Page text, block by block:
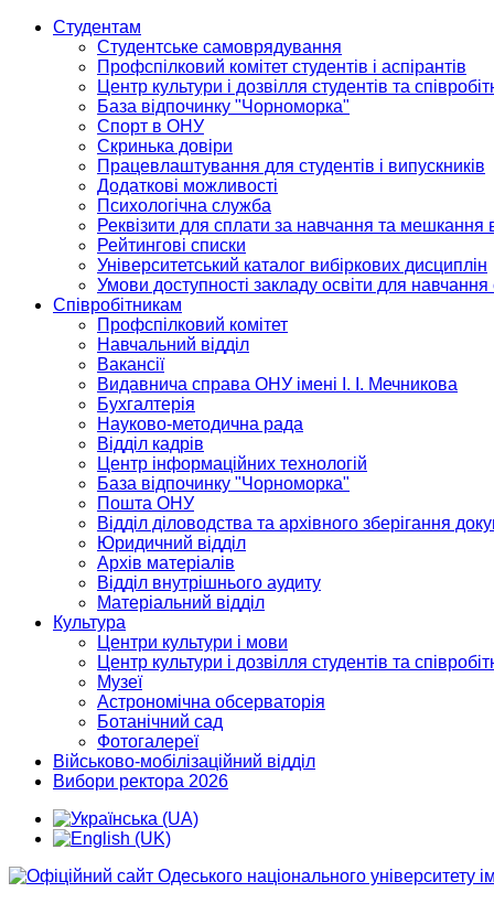
Студентам
Студентське самоврядування
Профспілковий комітет студентів і аспірантів
Центр культури і дозвілля студентів та
База відпочинку "Чорноморка"
Спорт в ОНУ
Скринька довіри
Працевлаштування для студентів і випускників
Додаткові можливості
Психологічна служба
Реквізити для сплати за навчання та мешкання
Рейтингові списки
Університетський каталог вибіркових дисциплін
Умови доступності закладу освіти для
Співробітникам
Профспілковий комітет
Навчальний відділ
Вакансії
Видавнича справа ОНУ імені І. І. Мечникова
Бухгалтерія
Науково-методична рада
Відділ кадрів
Центр інформаційних технологій
База відпочинку "Чорноморка"
Пошта ОНУ
Відділ діловодства та архівного зберігання
Юридичний відділ
Архів матеріалів
Відділ внутрішнього аудиту
Матеріальний відділ
Культура
Центри культури і мови
Центр культури і дозвілля студентів та
Музеї
Астрономічна обсерваторія
Ботанічний сад
Фотогалереї
Військово-мобілізаційний відділ
Вибори ректора 2026